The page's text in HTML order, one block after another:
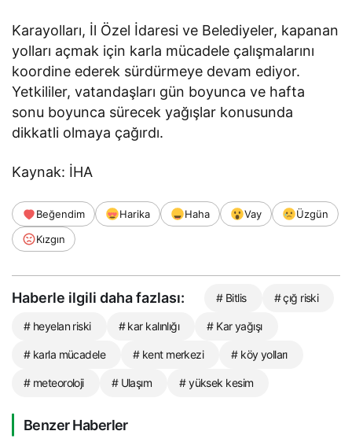
Karayolları, İl Özel İdaresi ve Belediyeler, kapanan
yolları açmak için karla mücadele çalışmalarını
koordine ederek sürdürmeye devam ediyor.
Yetkililer, vatandaşları gün boyunca ve hafta
sonu boyunca sürecek yağışlar konusunda
dikkatli olmaya çağırdı.
Kaynak: İHA
Beğendim Harika Haha Vay
Üzgün
Kızgın
Haberle ilgili daha fazlası: # Bitlis # çığ riski
# heyelan riski # kar kalınlığı # Kar yağışı
# karla mücadele # kent merkezi # köy yolları
# meteoroloji # Ulaşım # yüksek kesim
Benzer Haberler